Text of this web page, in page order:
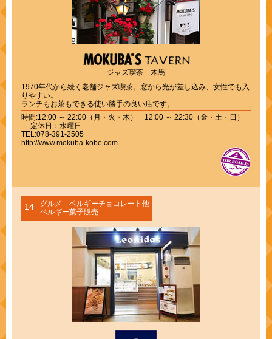
ジャズ喫茶 木馬
1970年代から続く老舗ジャズ喫茶。窓から光が差し込み、女性でも入
りやすい。
ランチもお茶もできる使い勝手の良い店です。
時間:12:00 ～ 22:00（月・火・木） 12:00 ～ 22:30（金・土・日）
定休日：水曜日
TEL:078-391-2505
http://www.mokuba-kobe.com
14
グルメ ベルギーチョコレート他
ベルギー菓子販売